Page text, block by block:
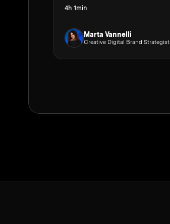
4h 1min
Marta Vannelli
Creative Digital Brand Strategist